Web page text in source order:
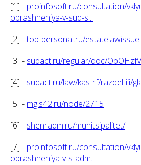
[1] - proinfosoft.ru/consultation/
obrashheniya-v-sud-s...
[2] -top-personal.ru/
[3] - sudact.ru/regular/doc/
[4] - sudact.ru/law/kas-rf/razdel-iii/
[5] - mgis42.ru/node/2715
[6] - shenradm.ru/munitsipalitet/
[7] - proinfosoft.ru/consultation/
obrashheniya-v-s-adm...